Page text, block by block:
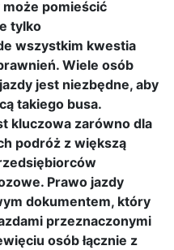
pomieścić
tylko
wszystkim kwestia
Wiele osób
jest niezbędne, aby
takiego busa.
kluczowa zarówno dla
podróż z większą
Prawo jazdy
dokumentem, który
przeznaczonymi
osób łącznie z